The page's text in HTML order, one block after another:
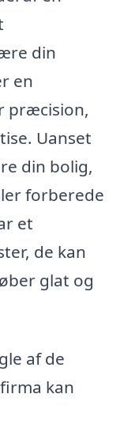
din
en
præcision,
Uanset
din bolig,
forberede
et
de kan
glat og
af de
kan